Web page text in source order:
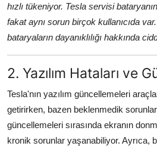
hızlı tükeniyor. Tesla servisi
fakat aynı sorun birçok kullanıcıda
bataryaların dayanıklılığı hakkında
2. Yazılım Hataları ve
Tesla'nın yazılım güncellemeleri
getirirken, bazen beklenmedik
güncellemeleri sırasında ekranın
kronik sorunlar yaşanabiliyor. Ayrıca,